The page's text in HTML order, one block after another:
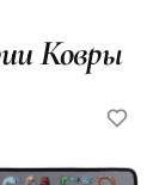
Ковры